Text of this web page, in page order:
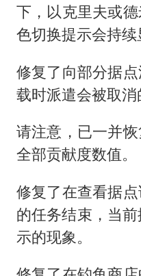
下，以克里夫或
色切换提示会持续
修复了向部分据
载时派遣会被取消
请注意，已一并
全部贡献度数值。
修复了在查看据
的任务结束，当
示的现象。